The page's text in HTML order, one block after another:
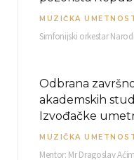
MUZIČKA
Odbrana
akademskih
Izvođačke
MUZIČKA